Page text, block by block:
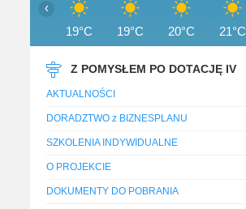
19°C 19°C 20°C 21°C
‹
Z POMYSŁEM PO DOTACJĘ IV
AKTUALNOŚCI
DORADZTWO z BIZNESPLANU
SZKOLENIA INDYWIDUALNE
O PROJEKCIE
DOKUMENTY DO POBRANIA